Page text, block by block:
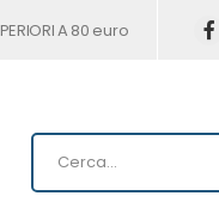
A 80 euro